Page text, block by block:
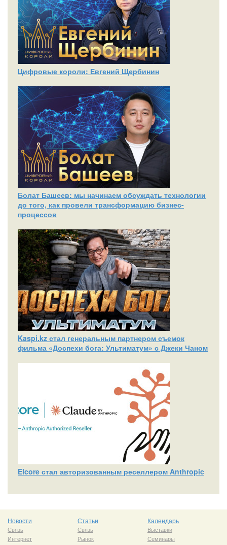
Цифровые короли: Евгений Щербинин
Болат Башеев: мы начинаем обсуждать технологии
до того, как провели трансформацию бизнес-
процессов
Kaspi.kz стал генеральным партнером съемок
фильма «Доспехи бога: Ультиматум» с Джеки Чаном
Elcore стал авторизованным реселлером Anthropic
Новости
Связь
Интернет
Статьи
Связь
Рынок
Календарь
Выставки
Семинары